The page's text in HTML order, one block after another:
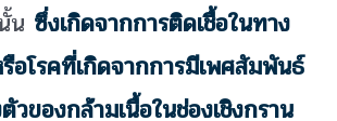
น ซึ่งเกิดจากการติดเชื้อในทาง
อโรคที่เกิดจากการมีเพศสัมพันธ์
วของกล้ามเนื้อในช่องเชิงกราน